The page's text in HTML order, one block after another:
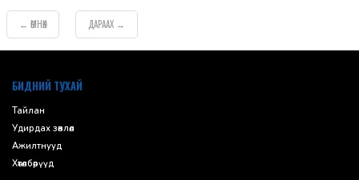
← ӨМНӨХ ДАРААХ →
БИДНИЙ ТУХАЙ
Тайлан
Удирдах зөвлөл
Ажилтнууд
Хөтөлбөрүүд